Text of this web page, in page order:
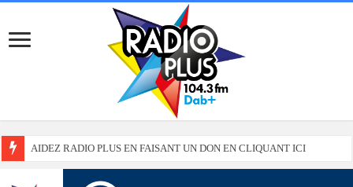
AIDEZ RADIO PLUS EN FAISANT UN DON EN CLIQUANT ICI